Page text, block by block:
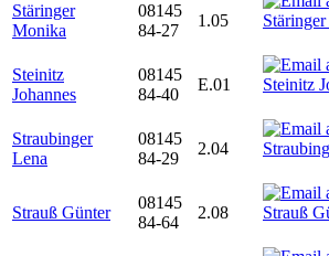
Stäringer
Monika
08145
84-27
1.05
Steinitz
Johannes
08145
84-40
E.01
Straubinger
Lena
08145
84-29
2.04
Strauß Günter
08145
84-64
2.08